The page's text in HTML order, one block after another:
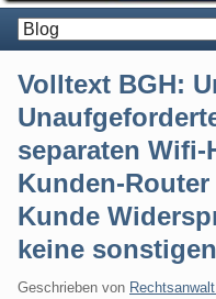
Volltext BGH:
separaten
Kunden-
Kunde
keine
Geschrieben von